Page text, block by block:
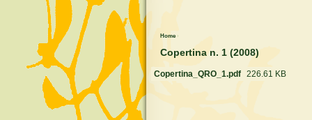
Home ›
Copertina n. 1 (2008)
Copertina_QRO_1.pdf 226.61 KB